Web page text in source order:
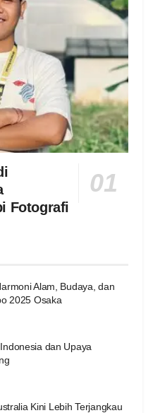
Fotografi
Alam, Budaya, dan
2025 Osaka
dan Upaya
Kini Lebih Terjangkau